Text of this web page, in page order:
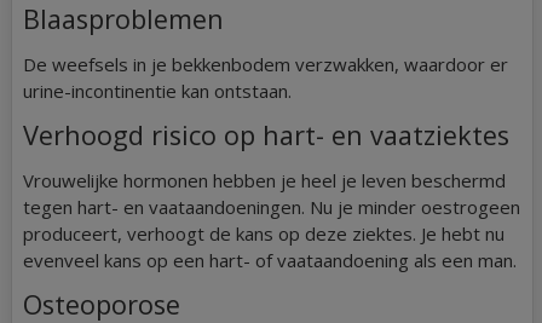
Blaasproblemen
De weefsels in je bekkenbodem verzwakken, waardoor er
urine-incontinentie kan ontstaan.
Verhoogd risico op hart- en vaatziektes
Vrouwelijke hormonen hebben je heel je leven beschermd
tegen hart- en vaataandoeningen. Nu je minder oestrogeen
produceert, verhoogt de kans op deze ziektes. Je hebt nu
evenveel kans op een hart- of vaataandoening als een man.
Osteoporose